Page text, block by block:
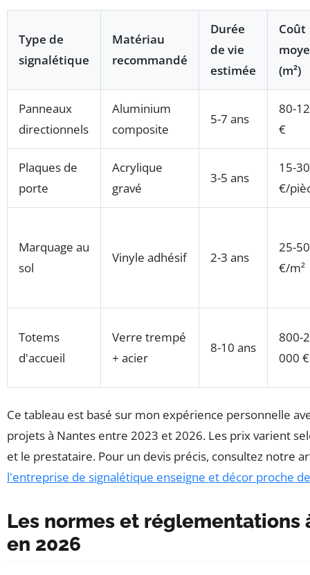
Type de
signalétique
Matériau
recommandé
Durée
de vie
estimée
Coût
(m²)
Panneaux
directionnels
Aluminium
composite
5-7 ans
80-
€
Plaques de
porte
Acrylique
gravé
3-5 ans
15-30
€/
Marquage au
sol
Vinyle adhésif 2-3 ans
25-50
€/m²
Totems
d'accueil
Verre trempé
+ acier
8-10 ans
800-2
000 €
Ce tableau est basé sur mon expérience personnelle
projets à Nantes entre 2023 et 2026. Les prix varient
et le prestataire. Pour un devis précis, consultez notre
l'entreprise de signalétique enseigne et décor proche
Les normes et réglementations
en 2026